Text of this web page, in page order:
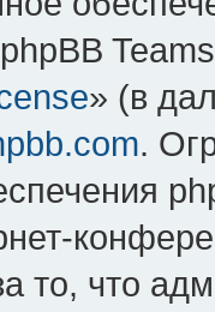
» (в
.
то, что